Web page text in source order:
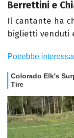
Berrettini e
Il cantante ha
biglietti venduti